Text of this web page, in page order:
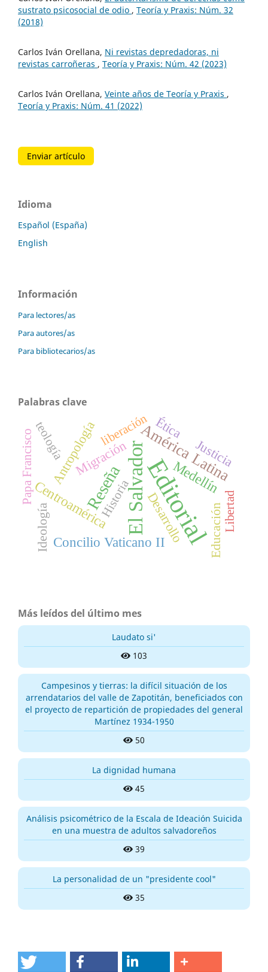
sustrato psicosocial de odio , Teoría y Praxis: Núm. 32
(2018)
Carlos Iván Orellana, Ni revistas depredadoras, ni
revistas carroñeras , Teoría y Praxis: Núm. 42 (2023)
Carlos Iván Orellana, Veinte años de Teoría y Praxis ,
Teoría y Praxis: Núm. 41 (2022)
Enviar artículo
Idioma
Español (España)
English
Información
Para lectores/as
Para autores/as
Para bibliotecarios/as
Palabras clave
Editorial
El Salvador
Reseña
América Latina
Concilio Vaticano II
Centroamérica
Medellín
Migración
Ideología
Antropología
Educación
Ética
Desarrollo
Justicia
Papa Franciscoteología
Historia Libertad
liberación
Más leídos del último mes
Laudato si'
103
Campesinos y tierras: la difícil situación de los
arrendatarios del valle de Zapotitán, beneficiados con
el proyecto de repartición de propiedades del general
Martínez 1934-1950
50
La dignidad humana
45
Análisis psicométrico de la Escala de Ideación Suicida
en una muestra de adultos salvadoreños
39
La personalidad de un "presidente cool"
35